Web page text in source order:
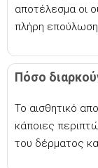
αποτέλεσμα οι
πλήρη επούλωση.
Πόσο
Το αισθητικό
κάποιες
του δέρματος